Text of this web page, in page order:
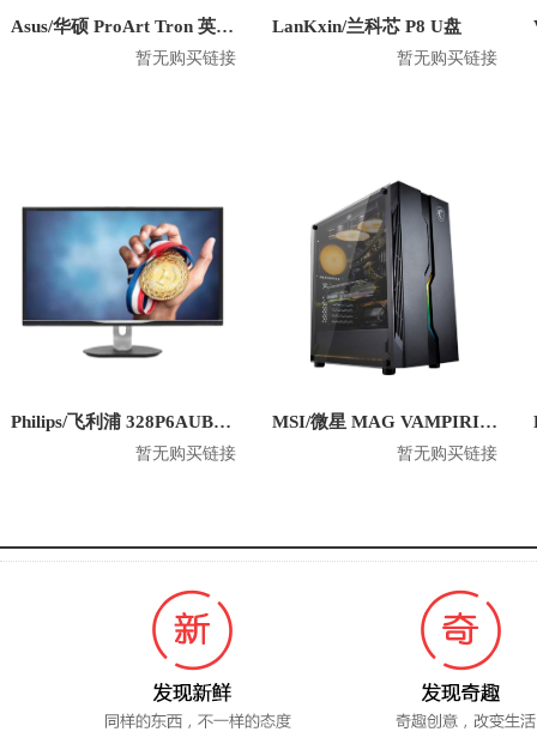
Asus/华硕 ProArt Tron 英特尔版 2020款 15.6英寸笔记本
暂无购买链接
LanKxin/兰科芯 P8 U盘
暂无购买链接
Philips/飞利浦 328P6AUBREB 31.5英寸 2K平面显示器
暂无购买链接
MSI/微星 MAG VAMPIRIC 010 玩派 游戏电脑机箱
暂无购买链接